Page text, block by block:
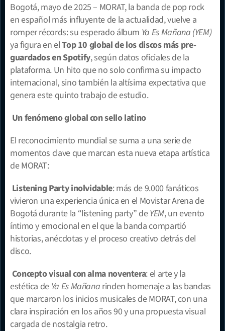
Bogotá, mayo de 2025 – MORAT, la banda de pop rock
en español más influyente de la actualidad, vuelve a
romper récords: su esperado álbum Ya Es Mañana (YEM)
ya figura en el Top 10 global de los discos más pre-
guardados en Spotify, según datos oficiales de la
plataforma. Un hito que no solo confirma su impacto
internacional, sino también la altísima expectativa que
genera este quinto trabajo de estudio.
Un fenómeno global con sello latino
El reconocimiento mundial se suma a una serie de
momentos clave que marcan esta nueva etapa artística
de MORAT:
Listening Party inolvidable: más de 9.000 fanáticos
vivieron una experiencia única en el Movistar Arena de
Bogotá durante la “listening party” de YEM, un evento
íntimo y emocional en el que la banda compartió
historias, anécdotas y el proceso creativo detrás del
disco.
Concepto visual con alma noventera: el arte y la
estética de Ya Es Mañana rinden homenaje a las bandas
que marcaron los inicios musicales de MORAT, con una
clara inspiración en los años 90 y una propuesta visual
cargada de nostalgia retro.